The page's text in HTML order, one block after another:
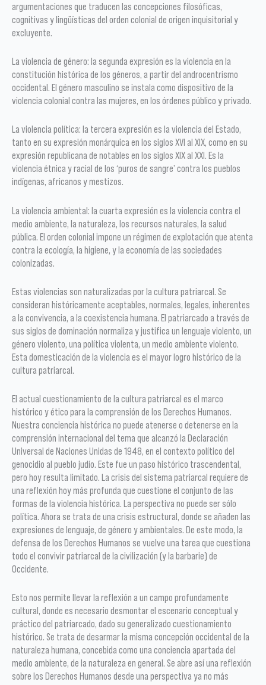
argumentaciones que traducen las concepciones filosóficas,
cognitivas y lingüísticas del orden colonial de origen inquisitorial y
excluyente.
La violencia de género: la segunda expresión es la violencia en la
constitución histórica de los géneros, a partir del androcentrismo
occidental. El género masculino se instala como dispositivo de la
violencia colonial contra las mujeres, en los órdenes público y privado.
La violencia política: la tercera expresión es la violencia del Estado,
tanto en su expresión monárquica en los siglos XVI al XIX, como en su
expresión republicana de notables en los siglos XIX al XXI. Es la
violencia étnica y racial de los ‘puros de sangre’ contra los pueblos
indígenas, africanos y mestizos.
La violencia ambiental: la cuarta expresión es la violencia contra el
medio ambiente, la naturaleza, los recursos naturales, la salud
pública. El orden colonial impone un régimen de explotación que atenta
contra la ecología, la higiene, y la economía de las sociedades
colonizadas.
Estas violencias son naturalizadas por la cultura patriarcal. Se
consideran históricamente aceptables, normales, legales, inherentes
a la convivencia, a la coexistencia humana. El patriarcado a través de
sus siglos de dominación normaliza y justifica un lenguaje violento, un
género violento, una política violenta, un medio ambiente violento.
Esta domesticación de la violencia es el mayor logro histórico de la
cultura patriarcal.
El actual cuestionamiento de la cultura patriarcal es el marco
histórico y ético para la comprensión de los Derechos Humanos.
Nuestra conciencia histórica no puede atenerse o detenerse en la
comprensión internacional del tema que alcanzó la Declaración
Universal de Naciones Unidas de 1948, en el contexto político del
genocidio al pueblo judío. Este fue un paso histórico trascendental,
pero hoy resulta limitado. La crisis del sistema patriarcal requiere de
una reflexión hoy más profunda que cuestione el conjunto de las
formas de la violencia histórica. La perspectiva no puede ser sólo
política. Ahora se trata de una crisis estructural, donde se añaden las
expresiones de lenguaje, de género y ambientales. De este modo, la
defensa de los Derechos Humanos se vuelve una tarea que cuestiona
todo el convivir patriarcal de la civilización (y la barbarie) de
Occidente.
Esto nos permite llevar la reflexión a un campo profundamente
cultural, donde es necesario desmontar el escenario conceptual y
práctico del patriarcado, dado su generalizado cuestionamiento
histórico. Se trata de desarmar la misma concepción occidental de la
naturaleza humana, concebida como una conciencia apartada del
medio ambiente, de la naturaleza en general. Se abre así una reflexión
sobre los Derechos Humanos desde una perspectiva ya no más